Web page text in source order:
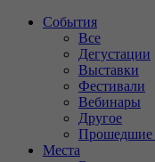
События
Все
Дегустации
Выставки
Фестивали
Вебинары
Другое
Прошедшие
Места